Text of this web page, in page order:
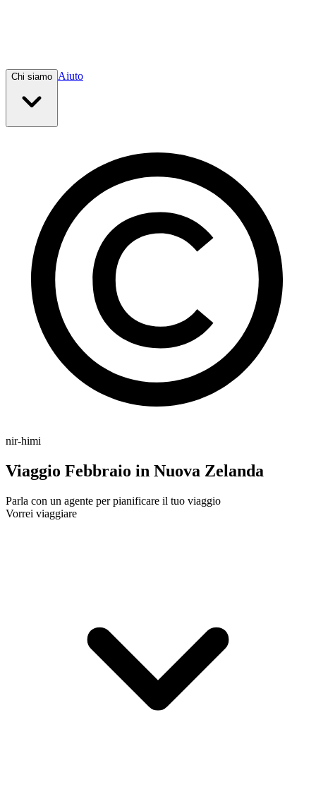
Chi siamo Aiuto
nir-himi
Viaggio Febbraio in Nuova Zelanda
Parla con un agente per pianificare il tuo viaggio
Vorrei viaggiare